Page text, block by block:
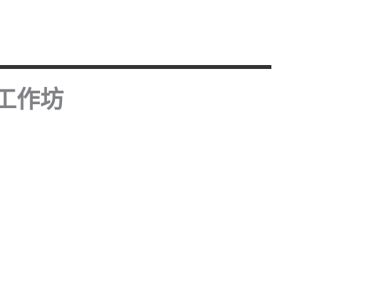
作坊